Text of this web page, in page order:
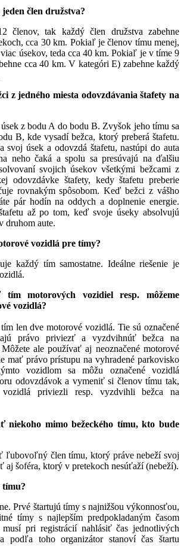
člen družstva?
členov, tak každý člen družstva zabehne
cca 30 km. Pokiaľ je členov tímu menej,
úsekov, teda cca 40 km. Pokiaľ je v tíme 9
cca 40 km. V kategóri E) zabehne každý
z jedného miesta odovzdávania štafety na
z bodu A do bodu B. Zvyšok jeho tímu sa
B, kde vysadí bežca, ktorý preberá štafetu.
svoj úsek a odovzdá štafetu, nastúpi do auta
neho čaká a spolu sa presúvajú na ďalšiu
svojich úsekov všetkými bežcami z
odovzdávke štafety, kedy štafetu preberie
rovnakým spôsobom. Keď bežci z vášho
pár hodín na oddych a doplnenie energie.
až po tom, keď svoje úseky absolvujú
druhom aute.
vozidlá pre tímy?
každý tím samostatne. Ideálne riešenie je
motorových vozidiel resp. môžeme
vozidlá?
len dve motorové vozidlá. Tie sú označené
právo priviezť a vyzdvihnúť bežca na
ale používať aj neoznačené motorové
mať právo prístupu na vyhradené parkovisko
vozidlom sa môžu označené vozidlá
odovzdávok a vymeniť si členov tímu tak,
priviezli resp. vyzdvihli bežca na
niekoho mimo bežeckého tímu, kto bude
ľubovoľný člen tímu, ktorý práve nebeží svoj
aj šoféra, ktorý v pretekoch nesúťaží (nebeží).
tímu?
Prvé štartujú tímy s najnižšou výkonnosťou,
tímy s najlepším predpokladaným časom
pri registrácií nahlásiť čas jednotlivých
podľa toho organizátor stanoví čas štartu